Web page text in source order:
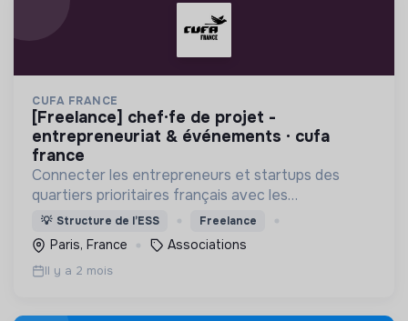
CUFA FRANCE
[freelance] chef·fe de projet -
entrepreneuriat & événements · cufa
france
Connecter les entrepreneurs et startups des
quartiers prioritaires français avec les
investisseurs, VCs ,incubateurs, business angels,
mentors, ..
💡 Structure de l’ESS Freelance
Paris, France Associations
Il y a 2 mois